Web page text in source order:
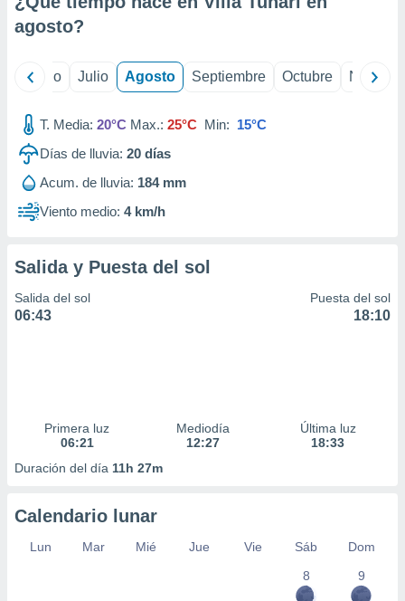
e
publicidad
publicidad
de
agosto?
Junio Julio Agosto Septiembre Octubre
T. Media: 20°C Max.: 25°C Min: 15°C
Días de lluvia: 20 días
Acum. de lluvia: 184 mm
Viento medio: 4 km/h
Salida y Puesta del sol
Salida del sol
06:43
Puesta del sol
18:10
Primera luz
06:21
Mediodía
12:27
Última luz
18:33
Duración del día 11h 27m
Calendario lunar
Lun Mar Mié Jue Vie Sáb
Dom
8
9